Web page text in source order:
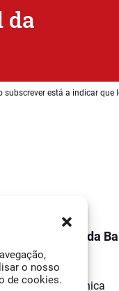
o nosso
de cookies.
da
subscrever está a indicar que
O Jornal da
Contactos
Ficha Técnica